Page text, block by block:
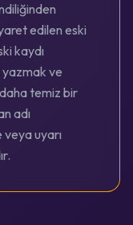
edilen eski
kaydı
yazmak ve
temiz bir
adı
veya uyarı